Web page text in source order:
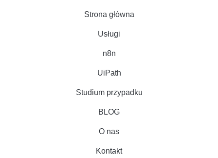
Strona główna
Usługi
n8n
UiPath
Studium przypadku
BLOG
O nas
Kontakt